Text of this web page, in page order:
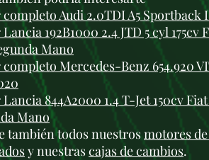
Audi 2.0TDI A5 Sportback
192B1000 2.4 JTD 5 cyl 175cv
Mano
Mercedes-Benz 654.920
844A2000 1.4 T-Jet 150cv
Mano
también todos nuestrosmotores
y nuestrascajas de cambios.